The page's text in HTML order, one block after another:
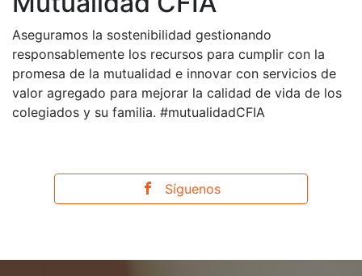
Aseguramos la sostenibilidad gestionando
responsablemente los recursos para cumplir con la
promesa de la mutualidad e innovar con servicios de
valor agregado para mejorar la calidad de vida de los
colegiados y su familia. #mutualidadCFIA
Síguenos